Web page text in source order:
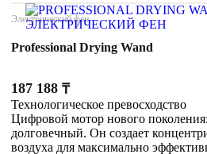
Электрический фен
Professional Drying Wand
187 188 ₸
Технологическое превосходство
Цифровой мотор нового
долговечный. Он создает
воздуха для максимально